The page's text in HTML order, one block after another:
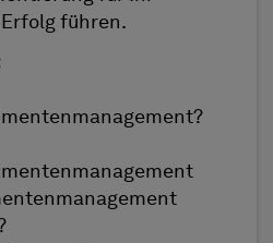
führen.